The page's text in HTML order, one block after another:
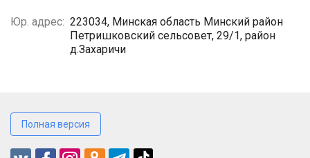
Юр. адрес: 223034, Минская область Минский район
Петришковский сельсовет, 29/1, район
д.Захаричи
Полная версия